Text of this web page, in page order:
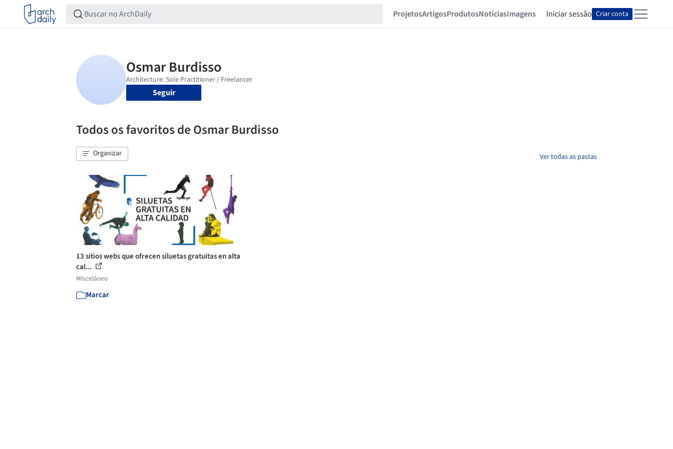
ProjetosArtigosProdutosNotíciasImagens Iniciar sessão Criar conta
Seguir
Todos os favoritos de Osmar Burdisso
Organizar Ver todas as pastas
13 sitios webs que ofrecen siluetas gratuitas en alta
cal...
Misceláneo
Marcar